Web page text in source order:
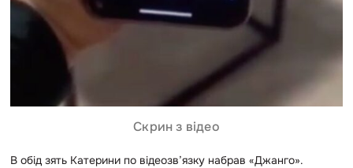
Скрин з відео
В обід зять Катерини по відеозв’язку набрав «Джанго».